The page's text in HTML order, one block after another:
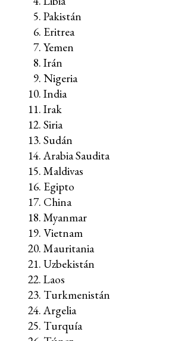
Pakistán
Eritrea
Yemen
Irán
Nigeria
India
Irak
Siria
Sudán
Arabia Saudita
Maldivas
Egipto
China
Myanmar
Vietnam
Mauritania
Uzbekistán
Laos
Turkmenistán
Argelia
Turquía